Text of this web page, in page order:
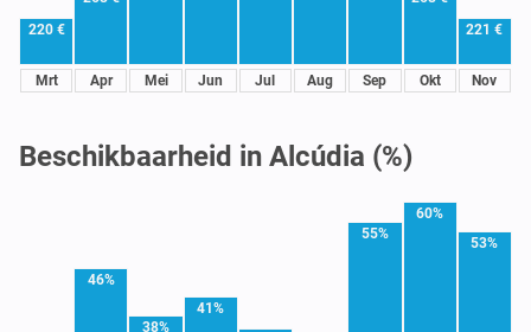
220 €
Mrt Apr Mei Jun Jul Aug Sep Okt
221 €
Nov
Beschikbaarheid in Alcúdia (%)
46%
38%
41%
55%
60%
53%